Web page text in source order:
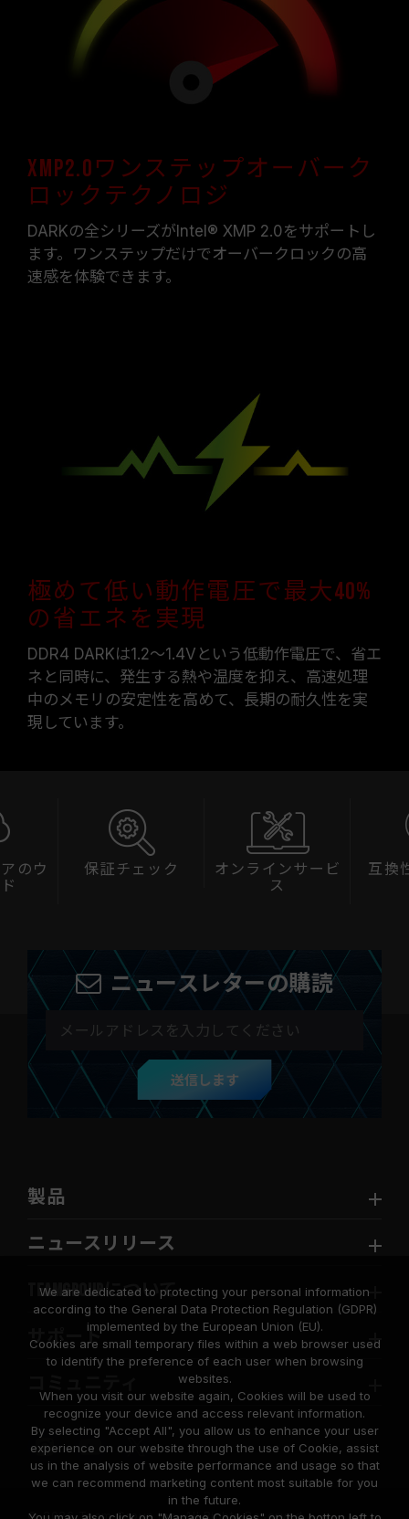
XMP2.0ワンステップオーバーク
ロックテクノロジ
DARKの全シリーズがIntel® XMP 2.0をサポートし
ます。ワンステップだけでオーバークロックの高
速感を体験できます。
極めて低い動作電圧で最大40%
の省エネを実現
DDR4 DARKは1.2～1.4Vという低動作電圧で、省エ
ネと同時に、発生する熱や温度を抑え、高速処理
中のメモリの安定性を高めて、長期の耐久性を実
現しています。
のウ
保証チェック
オンラインサービ
ス
互換
ニュースレターの購読
送信します
製品
ニュースリリース
TEAMGROUPについて
サポート
© 2026 Team Group Inc. All Rights Reserved.
We are dedicated to protecting your personal information
according to the General Data Protection Regulation (GDPR)
implemented by the European Union (EU).
Cookies are small temporary files within a web browser used
to identify the preference of each user when browsing
websites.
When you visit our website again, Cookies will be used to
recognize your device and access relevant information.
By selecting "Accept All", you allow us to enhance your user
experience on our website through the use of Cookie, assist
us in the analysis of website performance and usage so that
we can recommend marketing content most suitable for you
in the future.